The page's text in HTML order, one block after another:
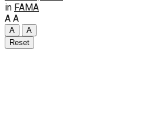
in FAMA
A A
A
A
Reset